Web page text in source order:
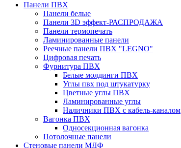
Панели ПВХ
Панели белые
Панели 3D эффект-РАСПРОДАЖА
Панели термопечать
Ламинированные панели
Реечные панели ПВХ "LEGNO"
Цифровая печать
Фурнитура ПВХ
Белые молдинги ПВХ
Углы пвх под штукатурку
Цветные углы ПВХ
Ламинированные углы
Наличники ПВХ с кабель-каналом
Вагонка ПВХ
Односекционная вагонка
Потолочные панели
Стеновые панели МДФ